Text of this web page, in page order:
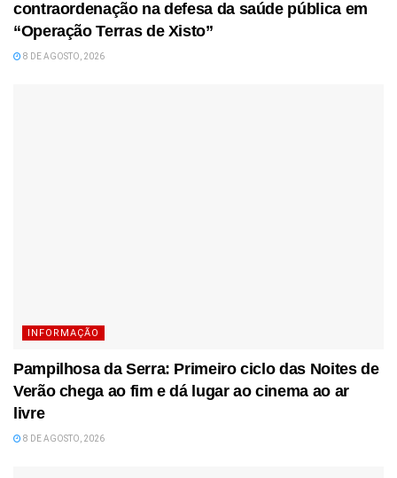
contraordenação na defesa da saúde pública em
“Operação Terras de Xisto”
8 DE AGOSTO, 2026
INFORMAÇÃO
Pampilhosa da Serra: Primeiro ciclo das Noites de
Verão chega ao fim e dá lugar ao cinema ao ar
livre
8 DE AGOSTO, 2026